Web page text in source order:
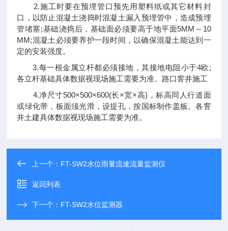
2.施工时要在预埋管口预先用塑料纸或其它材料封
口，以防止混凝土浇捣时混凝土漏入预埋管中，造成预埋
管堵塞;基础浇捣后，基础面必须要高于地平面5MM～10
MM;混凝土必须要养护一段时间，以确保混凝土能达到一
定的安装强度。
3.每一根金属立杆都必须接地，其接地电阻小于4欧;
各立杆基础具体数据视现场施工需要为准。路口窨井施工
4.净尺寸500×500×600(长×宽×高)，标高同人行道面
或绿化带，板面须光滑，设提孔，按国标制作盖板。各窨
井土建具体数据视现场施工需要为准。
上一个： FT-SW2水位雨量流速流量监测仪
返回列表
下一个： FT-SW2水位监测器